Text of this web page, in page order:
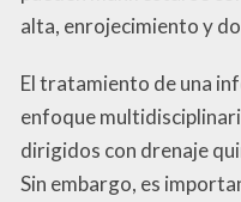
alta, enrojecimiento y
El tratamiento de una
enfoque
dirigidos con drenaje
Sin embargo, es